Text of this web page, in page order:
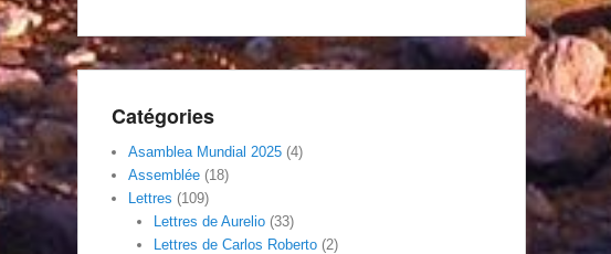
Catégories
Asamblea Mundial 2025 (4)
Assemblée (18)
Lettres (109)
Lettres de Aurelio(33)
Lettres de Carlos Roberto(2)